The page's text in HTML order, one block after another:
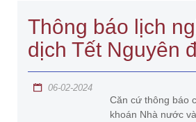
Thông báo lịch
dịch Tết Nguyên
06-02-2024
Căn cứ thông báo
khoán Nhà nước